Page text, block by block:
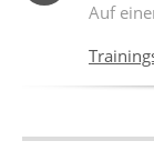
Auf